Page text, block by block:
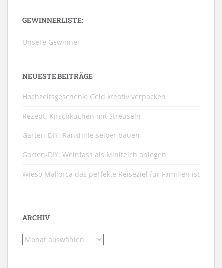
GEWINNERLISTE:
Unsere Gewinner
NEUESTE BEITRÄGE
Hochzeitsgeschenk: Geld kreativ verpacken
Rezept: Kirschkuchen mit Streuseln
Garten-DIY: Rankhilfe selber bauen
Garten-DIY: Weinfass als Miniteich anlegen
Wieso Mallorca das perfekte Reiseziel für Familien ist
ARCHIV
Archiv